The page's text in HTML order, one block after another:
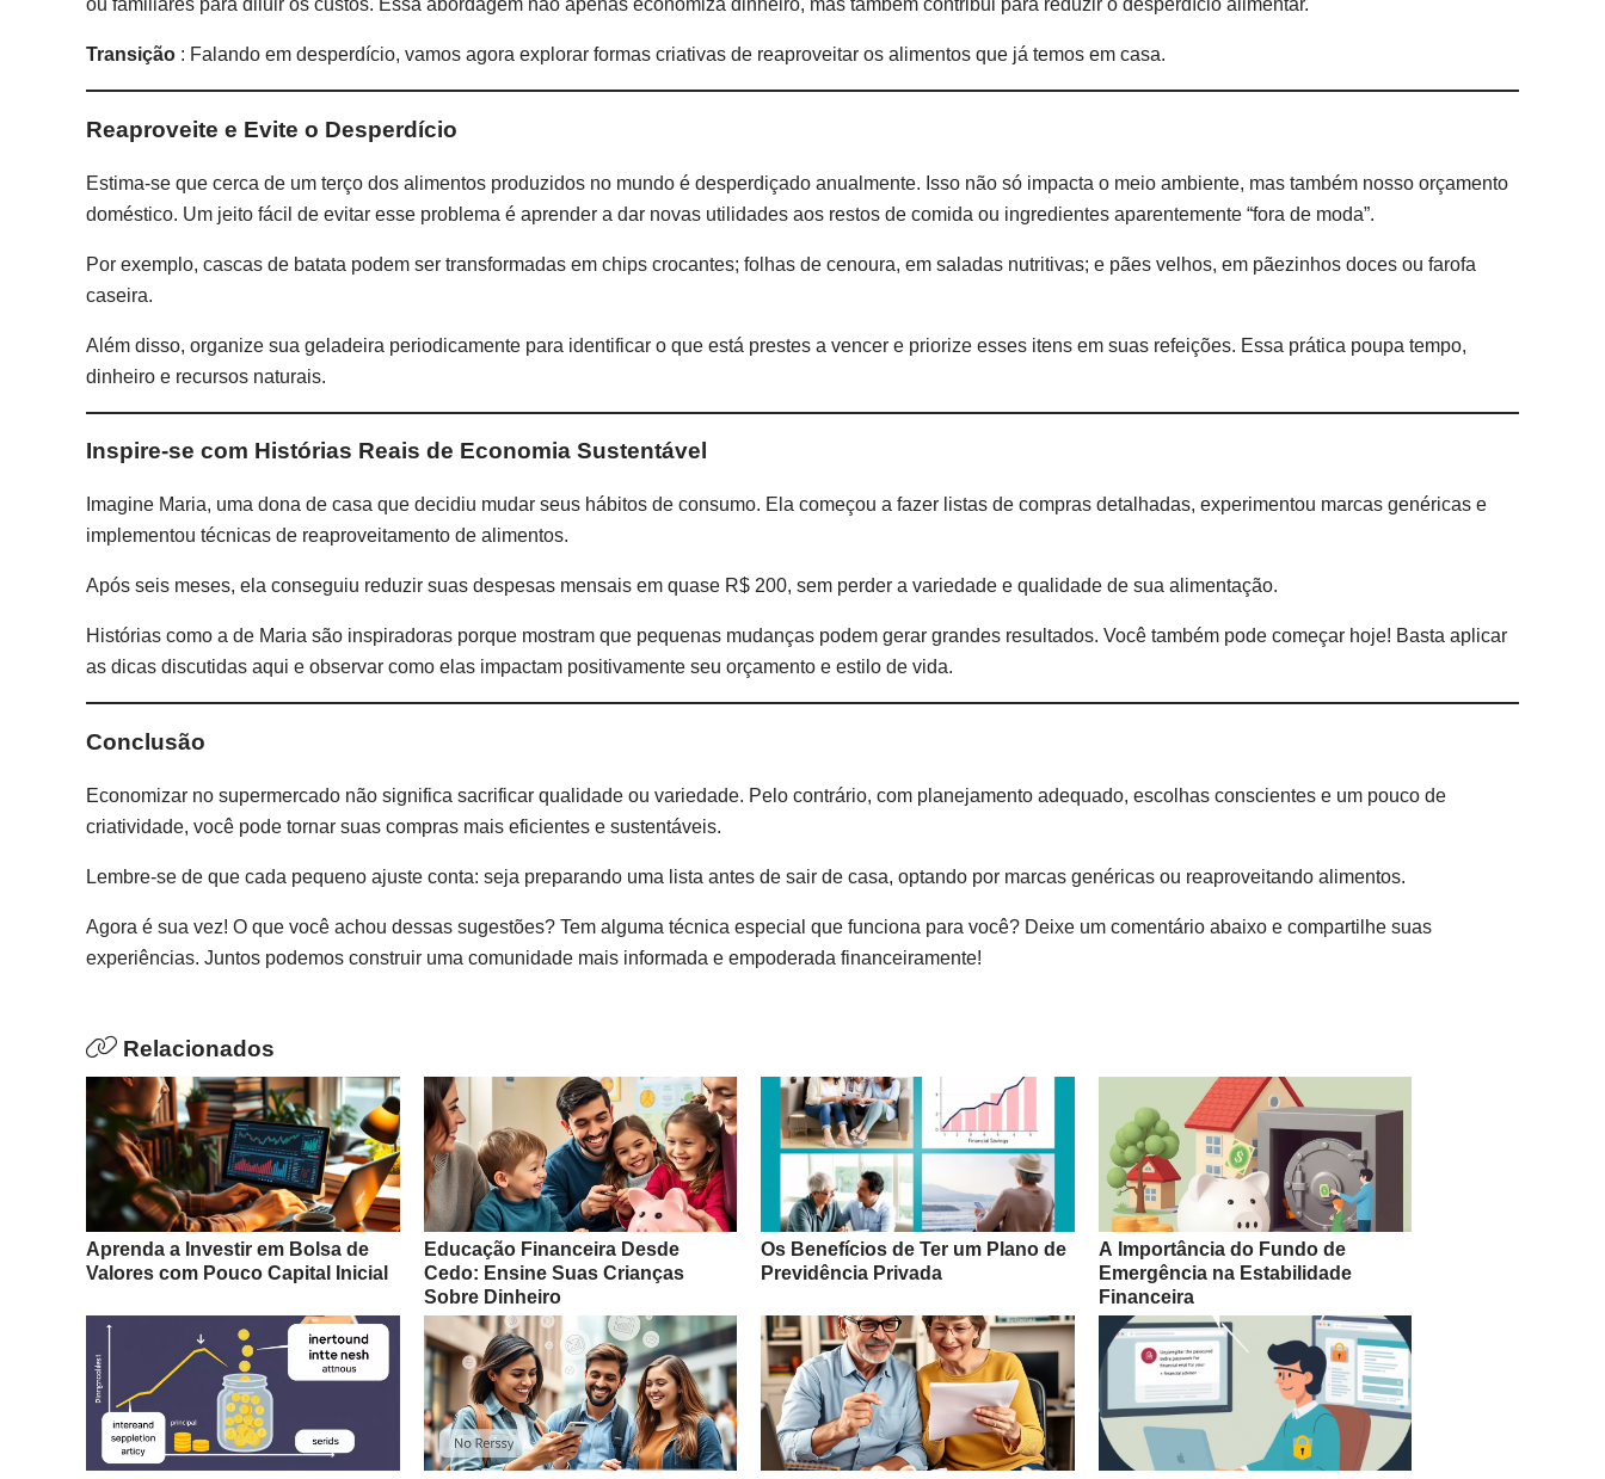
ou familiares para diluir os custos. Essa abordagem não apenas economiza dinheiro, mas também contribui para reduzir o desperdício alimentar.
Transição : Falando em desperdício, vamos agora explorar formas criativas de reaproveitar os alimentos que já temos em casa.
Reaproveite e Evite o Desperdício
Estima-se que cerca de um terço dos alimentos produzidos no mundo é desperdiçado anualmente. Isso não só impacta o meio ambiente, mas também nosso orçamento
doméstico. Um jeito fácil de evitar esse problema é aprender a dar novas utilidades aos restos de comida ou ingredientes aparentemente “fora de moda”.
Por exemplo, cascas de batata podem ser transformadas em chips crocantes; folhas de cenoura, em saladas nutritivas; e pães velhos, em pãezinhos doces ou farofa
caseira.
Além disso, organize sua geladeira periodicamente para identificar o que está prestes a vencer e priorize esses itens em suas refeições. Essa prática poupa tempo,
dinheiro e recursos naturais.
Inspire-se com Histórias Reais de Economia Sustentável
Imagine Maria, uma dona de casa que decidiu mudar seus hábitos de consumo. Ela começou a fazer listas de compras detalhadas, experimentou marcas genéricas e
implementou técnicas de reaproveitamento de alimentos.
Após seis meses, ela conseguiu reduzir suas despesas mensais em quase R$ 200, sem perder a variedade e qualidade de sua alimentação.
Histórias como a de Maria são inspiradoras porque mostram que pequenas mudanças podem gerar grandes resultados. Você também pode começar hoje! Basta aplicar
as dicas discutidas aqui e observar como elas impactam positivamente seu orçamento e estilo de vida.
Conclusão
Economizar no supermercado não significa sacrificar qualidade ou variedade. Pelo contrário, com planejamento adequado, escolhas conscientes e um pouco de
criatividade, você pode tornar suas compras mais eficientes e sustentáveis.
Lembre-se de que cada pequeno ajuste conta: seja preparando uma lista antes de sair de casa, optando por marcas genéricas ou reaproveitando alimentos.
Agora é sua vez! O que você achou dessas sugestões? Tem alguma técnica especial que funciona para você? Deixe um comentário abaixo e compartilhe suas
experiências. Juntos podemos construir uma comunidade mais informada e empoderada financeiramente!
Relacionados
Aprenda a Investir em Bolsa de
Valores com Pouco Capital Inicial
Educação Financeira Desde
Cedo: Ensine Suas Crianças
Sobre Dinheiro
Os Benefícios de Ter um Plano de
Previdência Privada
A Importância do Fundo de
Emergência na Estabilidade
Financeira